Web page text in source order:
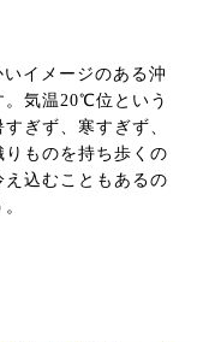
イメージのある沖
。気温20℃位という
ぎず、寒すぎず、
ものを持ち歩くの
込むこともあるの